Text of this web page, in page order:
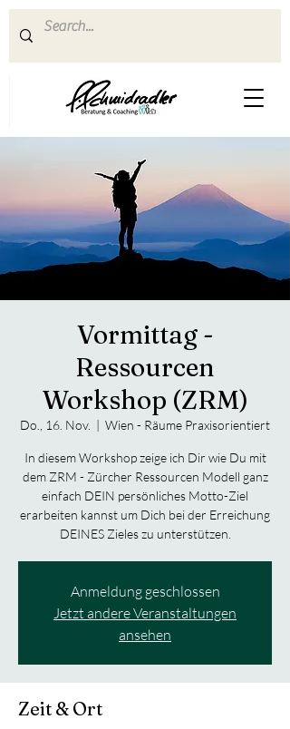
Vormittag -
Ressourcen
Workshop (ZRM)
Do., 16. Nov.
  |
Wien - Räume Praxisorientiert
In diesem Workshop zeige ich Dir wie Du mit
dem ZRM - Zürcher Ressourcen Modell ganz
einfach DEIN persönliches Motto-Ziel
erarbeiten kannst um Dich bei der Erreichung
DEINES Zieles zu unterstützen.
Anmeldung geschlossen
Jetzt andere Veranstaltungen
ansehen
Zeit & Ort